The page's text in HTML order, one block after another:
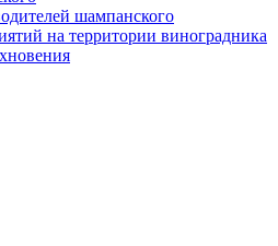
шампанского
на территории виноградника